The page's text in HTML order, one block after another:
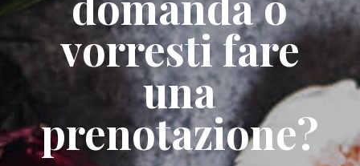
vorresti fare
una
prenotazione?